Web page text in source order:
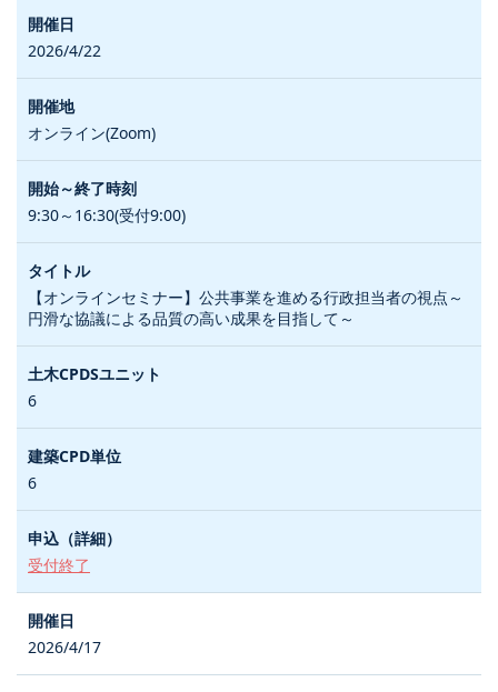
2026/4/22
オンライン(Zoom)
9:30～16:30(受付9:00)
【オンラインセミナー】公共事業を進める行政担当者の視点～
円滑な協議による品質の高い成果を目指して～
6
6
受付終了
2026/4/17